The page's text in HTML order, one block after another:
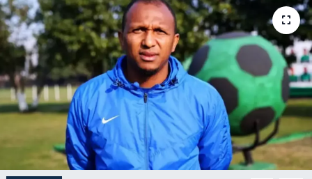
Oyun
Ramazan
Resmi İlanlar
Rüya Tabirleri
Sağlık